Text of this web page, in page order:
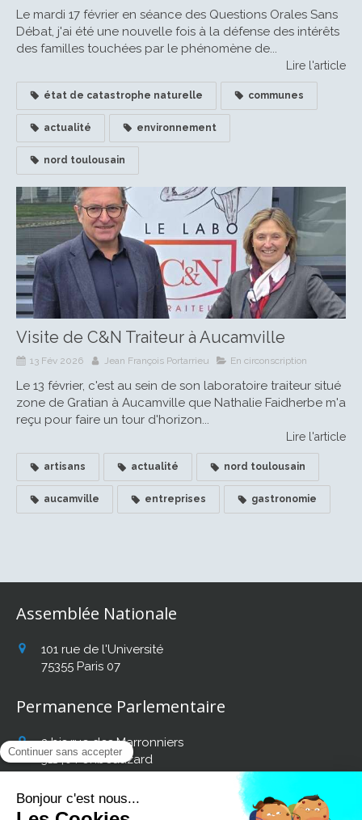
Le mardi 17 février en séance des Questions Orales Sans
Débat, j'ai été une nouvelle fois à la défense des intérêts
des familles touchées par le phénomène de...
Lire l'article
état de catastrophe naturelle communes
actualité environnement
nord toulousain
Visite de C&N Traiteur à Aucamville
13 Fév 2026 Jean François Portarrieu En circonscription
Le 13 février, c'est au sein de son laboratoire traiteur situé
zone de Gratian à Aucamville que Nathalie Faidherbe m'a
reçu pour faire un tour d'horizon...
Lire l'article
artisans actualité nord toulousain
aucamville entreprises gastronomie
Assemblée Nationale
101 rue de l'Université
75355 Paris 07
Permanence Parlementaire
2 bis rue des Marronniers
31140 Fonbeauzard